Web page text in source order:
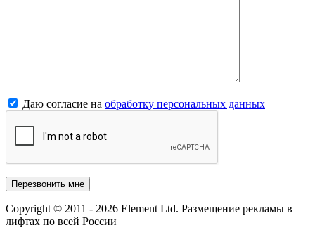
Даю согласие на обработку персональных данных
Copyright © 2011 - 2026 Element Ltd. Размещение рекламы в
лифтах по всей России